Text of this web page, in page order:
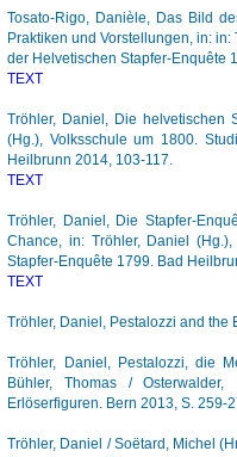
Tosato-Rigo, Danièle, Das Bild
Praktiken und Vorstellungen, in:
der Helvetischen Stapfer-Enquête
TEXT
Tröhler, Daniel, Die helvetischen
(Hg.), Volksschule um 1800.
Heilbrunn 2014, 103-117.
TEXT
Tröhler, Daniel, Die Stapfer-
Chance, in: Tröhler, Daniel
Stapfer-Enquête 1799. Bad
TEXT
Tröhler, Daniel, Pestalozzi and the
Tröhler, Daniel, Pestalozzi, die
Bühler, Thomas / Osterwalder,
Erlöserfiguren. Bern 2013, S. 259-
Tröhler, Daniel / Soëtard, Michel